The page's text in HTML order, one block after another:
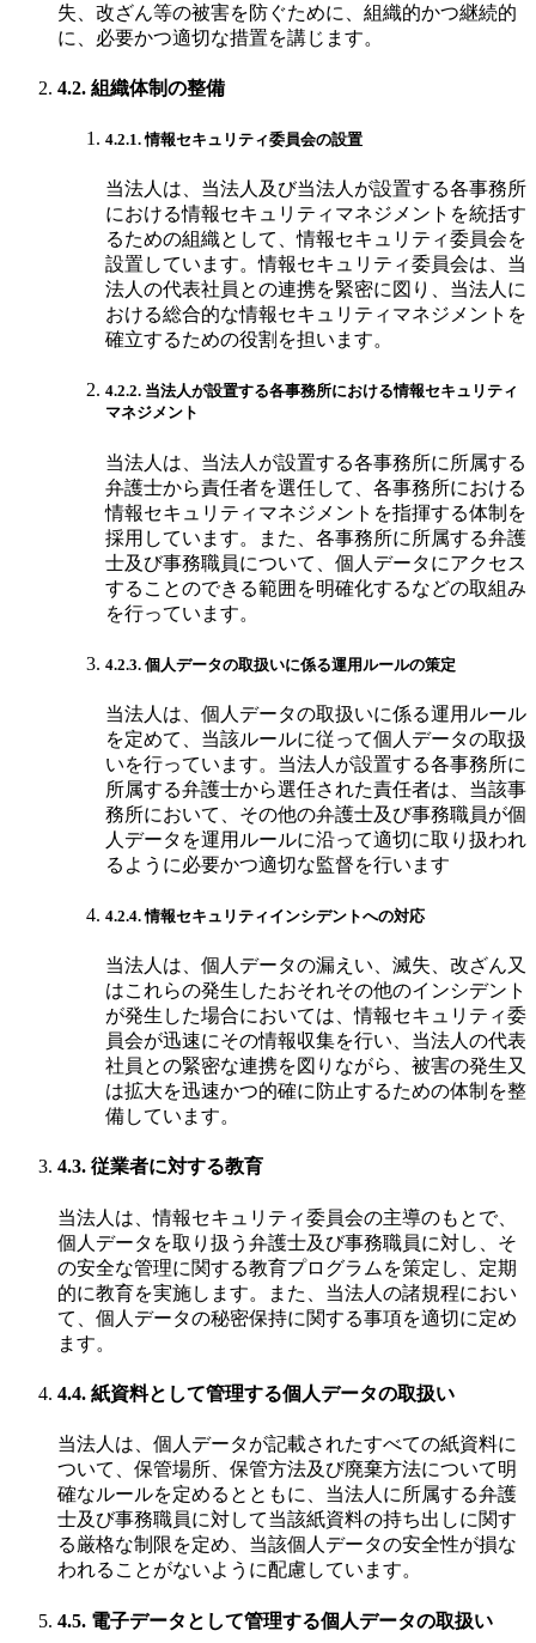
失、改ざん等の被害を防ぐために、組織的かつ継続的
に、必要かつ適切な措置を講じます。
4.2. 組織体制の整備
4.2.1. 情報セキュリティ委員会の設置
当法人は、当法人及び当法人が設置する各事務所
における情報セキュリティマネジメントを統括す
るための組織として、情報セキュリティ委員会を
設置しています。情報セキュリティ委員会は、当
法人の代表社員との連携を緊密に図り、当法人に
おける総合的な情報セキュリティマネジメントを
確立するための役割を担います。
4.2.2. 当法人が設置する各事務所における情報セキュリティ
マネジメント
当法人は、当法人が設置する各事務所に所属する
弁護士から責任者を選任して、各事務所における
情報セキュリティマネジメントを指揮する体制を
採用しています。また、各事務所に所属する弁護
士及び事務職員について、個人データにアクセス
することのできる範囲を明確化するなどの取組み
を行っています。
4.2.3. 個人データの取扱いに係る運用ルールの策定
当法人は、個人データの取扱いに係る運用ルール
を定めて、当該ルールに従って個人データの取扱
いを行っています。当法人が設置する各事務所に
所属する弁護士から選任された責任者は、当該事
務所において、その他の弁護士及び事務職員が個
人データを運用ルールに沿って適切に取り扱われ
るように必要かつ適切な監督を行います
4.2.4. 情報セキュリティインシデントへの対応
当法人は、個人データの漏えい、滅失、改ざん又
はこれらの発生したおそれその他のインシデント
が発生した場合においては、情報セキュリティ委
員会が迅速にその情報収集を行い、当法人の代表
社員との緊密な連携を図りながら、被害の発生又
は拡大を迅速かつ的確に防止するための体制を整
備しています。
4.3. 従業者に対する教育
当法人は、情報セキュリティ委員会の主導のもとで、
個人データを取り扱う弁護士及び事務職員に対し、そ
の安全な管理に関する教育プログラムを策定し、定期
的に教育を実施します。また、当法人の諸規程におい
て、個人データの秘密保持に関する事項を適切に定め
ます。
4.4. 紙資料として管理する個人データの取扱い
当法人は、個人データが記載されたすべての紙資料に
ついて、保管場所、保管方法及び廃棄方法について明
確なルールを定めるとともに、当法人に所属する弁護
士及び事務職員に対して当該紙資料の持ち出しに関す
る厳格な制限を定め、当該個人データの安全性が損な
われることがないように配慮しています。
4.5. 電子データとして管理する個人データの取扱い